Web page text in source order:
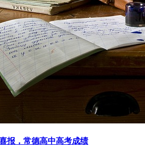
报，常德高中高考成绩